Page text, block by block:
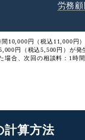
労務顧
10,000円（税込11,000円）
円（税込5,500円）が発
場合、次回の相談料：1時
計算方法